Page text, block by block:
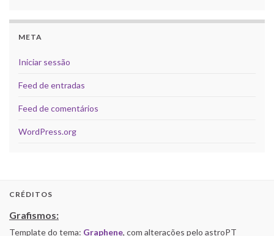
META
Iniciar sessão
Feed de entradas
Feed de comentários
WordPress.org
CRÉDITOS
Grafismos:
Template do tema: Graphene, com alterações pelo astroPT